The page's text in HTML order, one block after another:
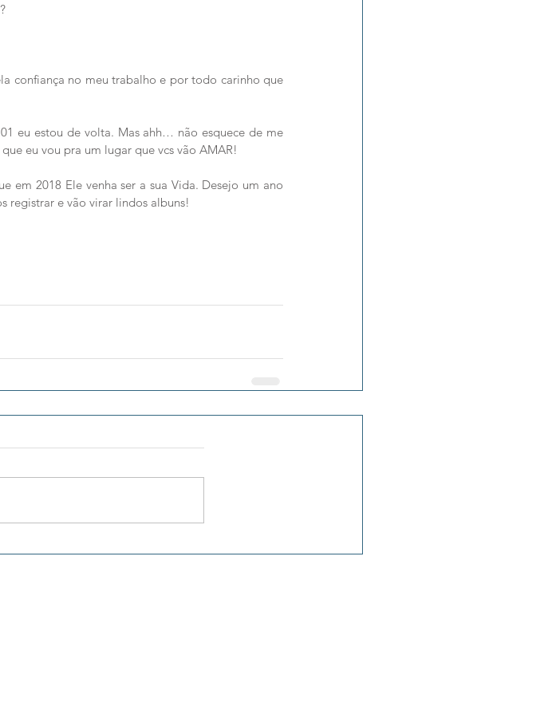
confiança no meu trabalho e por todo carinho que
eu estou de volta. Mas ahh… não esquece de me
eu vou pra um lugar que vcs vão AMAR!
em 2018 Ele venha ser a sua Vida. Desejo um ano
registrar e vão virar lindos albuns!